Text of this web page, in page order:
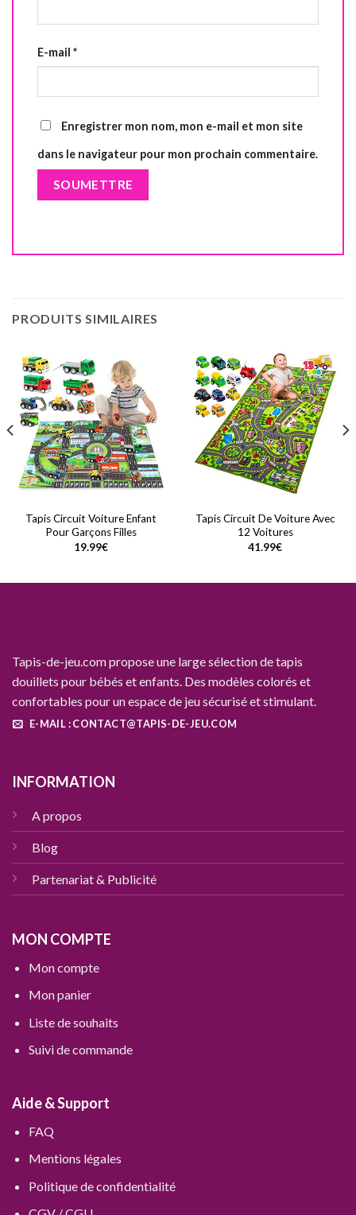
E-mail *
Enregistrer mon nom, mon e-mail et mon site
dans le navigateur pour mon prochain commentaire.
PRODUITS SIMILAIRES
Tapis Circuit Voiture Enfant
Pour Garçons Filles
19.99€
Tapis Circuit De Voiture Avec
12 Voitures
41.99€
Tapis-de-jeu.com propose une large sélection de tapis
douillets pour bébés et enfants. Des modèles colorés et
confortables pour un espace de jeu sécurisé et stimulant.
E-MAIL : CONTACT@TAPIS-DE-JEU.COM
INFORMATION
A propos
Blog
Partenariat & Publicité
MON COMPTE
Mon compte
Mon panier
Liste de souhaits
Suivi de commande
Aide & Support
FAQ
Mentions légales
Politique de confidentialité